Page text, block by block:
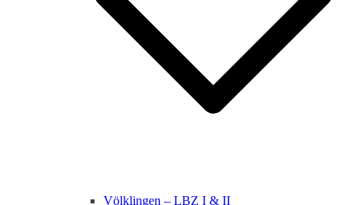
Völklingen – LBZ I & II